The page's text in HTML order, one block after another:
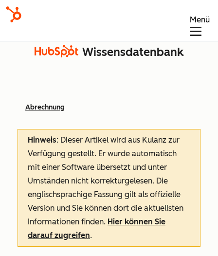
Menü
Wissensdatenbank
Abrechnung
Hinweis: Dieser Artikel wird aus Kulanz zur
Verfügung gestellt. Er wurde automatisch
mit einer Software übersetzt und unter
Umständen nicht korrekturgelesen. Die
englischsprachige Fassung gilt als offizielle
Version und Sie können dort die aktuellsten
Informationen finden. Hier können Sie
darauf zugreifen.